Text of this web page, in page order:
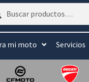
mi moto Servicios